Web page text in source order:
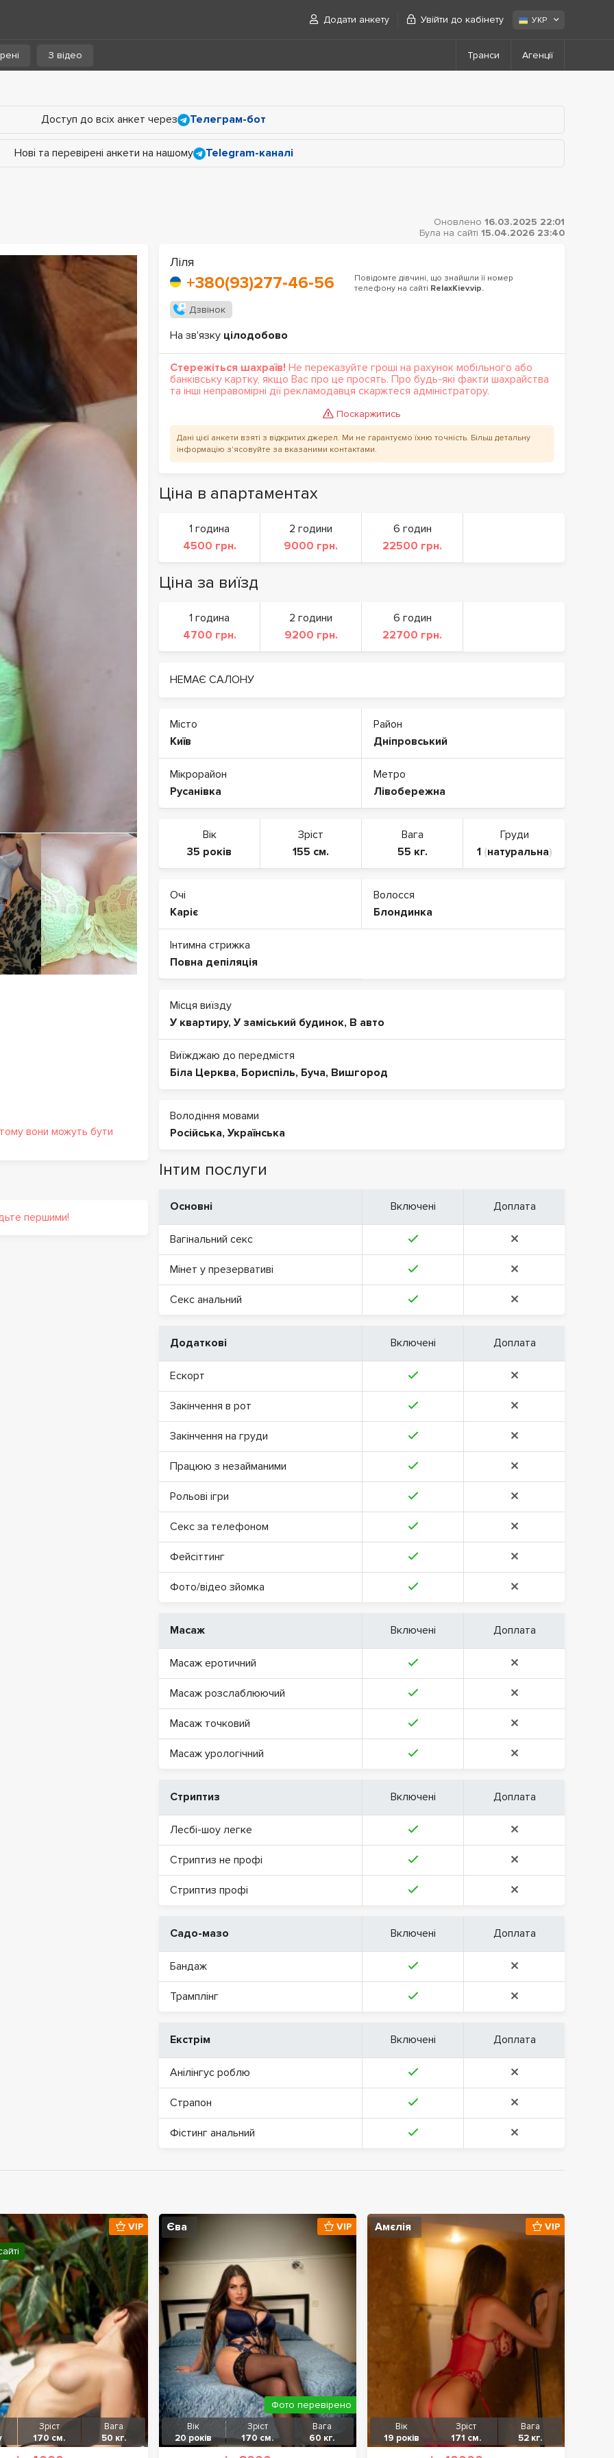
Додати анкету Увійти до кабінету УКР
З відео Транси Агенції
Доступ до всіх анкет через Телеграм-бот
Нові та перевірені анкети на нашому Telegram-каналі
Оновлено 16.03.2025 22:01
Була на сайті 15.04.2026 23:40
Ліля
+380(93)277-46-56
Повідомте дівчині, що знайшли її номер
телефону на сайті RelaxKiev.vip.
Дзвінок
На зв'язку цілодобово
Стережіться шахраїв! Не переказуйте гроші на рахунок мобільного або
банківську картку, якщо Вас про це просять. Про будь-які факти шахрайства
та інші неправомірні дії рекламодавця скаржтеся адміністратору.
Поскаржитись
Дані цієї анкети взяті з відкритих джерел. Ми не гарантуємо їхню точність. Більш детальну
інформацію з'ясовуйте за вказаними контактами.
вони можуть бути
Ціна в апартаментах
1 година
4500 грн.
2 години
9000 грн.
6 годин
22500 грн.
Ціна за виїзд
1 година
4700 грн.
2 години
9200 грн.
6 годин
22700 грн.
НЕМАЄ САЛОНУ
Місто
Київ
Район
Дніпровський
Мікрорайон
Русанівка
Метро
Лівобережна
Вік
35 років
Зріст
155 см.
Вага
55 кг.
Груди
1(натуральна)
Очі
Каріє
Волосся
Блондинка
Інтимна стрижка
Повна депіляція
Місця виїзду
У квартиру, У заміський будинок, В авто
Виїжджаю до передмістя
Біла Церква, Бориспіль, Буча, Вишгород
Володіння мовами
Російська, Українська
Інтим послуги
Основні Включені Доплата
Вагінальний секс
Мінет у презервативі
Секс анальний
Додаткові Включені Доплата
Ескорт
Закінчення в рот
Закінчення на груди
Працюю з незайманими
Рольові ігри
Секс за телефоном
Фейсіттинг
Фото/відео зйомка
Масаж Включені Доплата
Масаж еротичний
Масаж розслаблюючий
Масаж точковий
Масаж урологічний
Стриптиз Включені Доплата
Лесбі-шоу легке
Стриптиз не профі
Стриптиз профі
Садо-мазо Включені Доплата
Бандаж
Трамплінг
Екстрім Включені Доплата
Анілінгус роблю
Страпон
Фістинг анальний
першими!
Зріст
170 см.
Вага
50 кг.
VIP Єва
Вік
20 років
Зріст
170 см.
Вага
60 кг.
VIP
Фото перевірено
Амєлія
Вік
19 років
Зріст
171 см.
Вага
52 кг.
VIP